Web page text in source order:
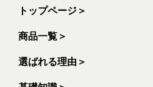
トップページ ＞
商品一覧 ＞
選ばれる理由 ＞